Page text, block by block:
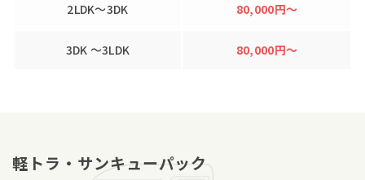
2LDK〜3DK 80,000円〜
3DK 〜3LDK 80,000円〜
軽トラ・サンキューパック